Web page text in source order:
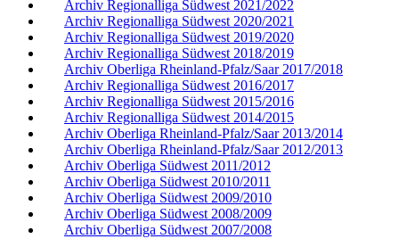
Archiv Regionalliga Südwest 2021/2022
Archiv Regionalliga Südwest 2020/2021
Archiv Regionalliga Südwest 2019/2020
Archiv Regionalliga Südwest 2018/2019
Archiv Oberliga Rheinland-Pfalz/Saar 2017/2018
Archiv Regionalliga Südwest 2016/2017
Archiv Regionalliga Südwest 2015/2016
Archiv Regionalliga Südwest 2014/2015
Archiv Oberliga Rheinland-Pfalz/Saar 2013/2014
Archiv Oberliga Rheinland-Pfalz/Saar 2012/2013
Archiv Oberliga Südwest 2011/2012
Archiv Oberliga Südwest 2010/2011
Archiv Oberliga Südwest 2009/2010
Archiv Oberliga Südwest 2008/2009
Archiv Oberliga Südwest 2007/2008